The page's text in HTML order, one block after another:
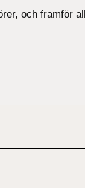
och framför